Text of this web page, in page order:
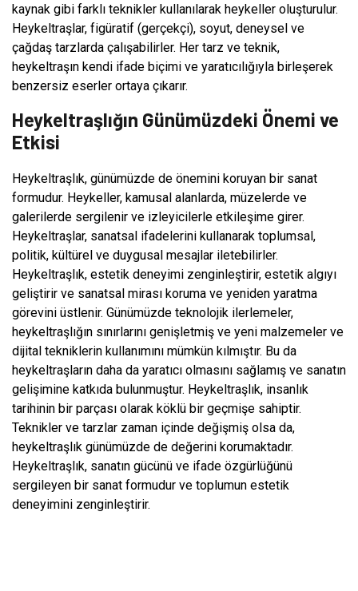
kaynak gibi farklı teknikler kullanılarak heykeller oluşturulur.
Heykeltraşlar, figüratif (gerçekçi), soyut, deneysel ve
çağdaş tarzlarda çalışabilirler. Her tarz ve teknik,
heykeltraşın kendi ifade biçimi ve yaratıcılığıyla birleşerek
benzersiz eserler ortaya çıkarır.
Heykeltraşlığın Günümüzdeki Önemi ve
Etkisi
Heykeltraşlık, günümüzde de önemini koruyan bir sanat
formudur. Heykeller, kamusal alanlarda, müzelerde ve
galerilerde sergilenir ve izleyicilerle etkileşime girer.
Heykeltraşlar, sanatsal ifadelerini kullanarak toplumsal,
politik, kültürel ve duygusal mesajlar iletebilirler.
Heykeltraşlık, estetik deneyimi zenginleştirir, estetik algıyı
geliştirir ve sanatsal mirası koruma ve yeniden yaratma
görevini üstlenir. Günümüzde teknolojik ilerlemeler,
heykeltraşlığın sınırlarını genişletmiş ve yeni malzemeler ve
dijital tekniklerin kullanımını mümkün kılmıştır. Bu da
heykeltraşların daha da yaratıcı olmasını sağlamış ve sanatın
gelişimine katkıda bulunmuştur. Heykeltraşlık, insanlık
tarihinin bir parçası olarak köklü bir geçmişe sahiptir.
Teknikler ve tarzlar zaman içinde değişmiş olsa da,
heykeltraşlık günümüzde de değerini korumaktadır.
Heykeltraşlık, sanatın gücünü ve ifade özgürlüğünü
sergileyen bir sanat formudur ve toplumun estetik
deneyimini zenginleştirir.